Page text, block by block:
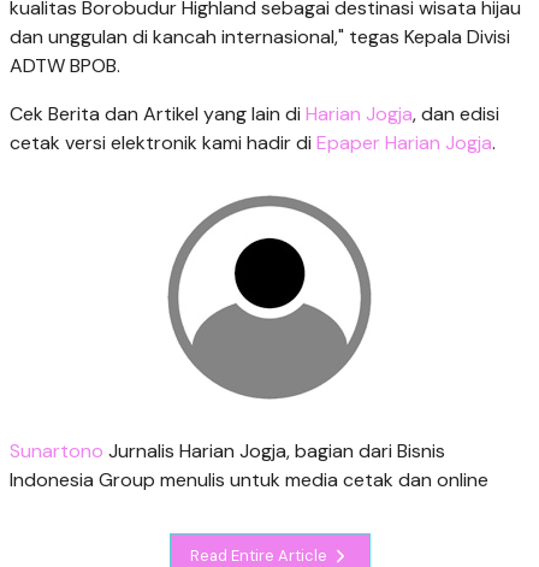
kualitas Borobudur Highland sebagai destinasi wisata hijau
dan unggulan di kancah internasional," tegas Kepala Divisi
ADTW BPOB.
Cek Berita dan Artikel yang lain di Harian Jogja, dan edisi
cetak versi elektronik kami hadir di Epaper Harian Jogja.
Sunartono Jurnalis Harian Jogja, bagian dari Bisnis
Indonesia Group menulis untuk media cetak dan online
Read Entire Article